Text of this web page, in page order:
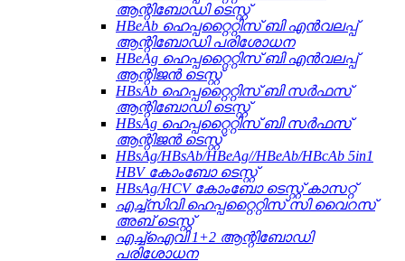
ആന്റിബോഡി ടെസ്റ്റ്
HBeAb ഹെപ്പറ്റൈറ്റിസ് ബി എൻവലപ്പ്
ആന്റിബോഡി പരിശോധന
HBeAg ഹെപ്പറ്റൈറ്റിസ് ബി എൻവലപ്പ്
ആന്റിജൻ ടെസ്റ്റ്
HBsAb ഹെപ്പറ്റൈറ്റിസ് ബി സർഫസ്
ആന്റിബോഡി ടെസ്റ്റ്
HBsAg ഹെപ്പറ്റൈറ്റിസ് ബി സർഫസ്
ആന്റിജൻ ടെസ്റ്റ്
HBsAg/HBsAb/HBeAg//HBeAb/HBcAb 5in1
HBV കോംബോ ടെസ്റ്റ്
HBsAg/HCV കോംബോ ടെസ്റ്റ് കാസറ്റ്
എച്ച്സിവി ഹെപ്പറ്റൈറ്റിസ് സി വൈറസ്
അബ് ടെസ്റ്റ്
എച്ച്ഐവി 1+2 ആന്റിബോഡി
പരിശോധന